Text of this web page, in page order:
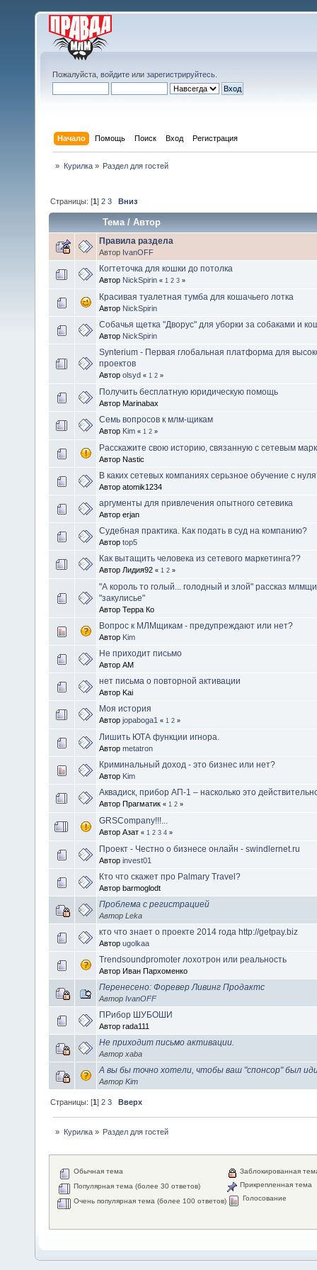
Пожалуйста, войдите или зарегистрируйтесь
Начало Помощь Поиск Вход Регистрация
» Курилка» Раздел для гостей
Страницы: [1]2 3 Вниз
Тема/Автор
Правила раздела
Автор IvanOFF
Когтеточка для кошки до потолка
Автор NickSpirin « 1 2 3 »
Красивая туалетная тумба для кошачьего лотка
Автор NickSpirin
Собачья щетка "Дворус" для уборки за собаками и
Автор NickSpirin
Synterium - Первая глобальная платформа для
проектов
Автор olsyd « 1 2 »
Получить бесплатную юридическую помощь
Автор Marinabax
Семь вопросов к млм-щикам
Автор Kim « 1 2 »
Расскажите свою историю, связанную с сетевым
Автор Nastic
В каких сетевых компаниях серьзное обучение с
Автор atomik1234
аргументы для привлечения опытного сетевика
Автор erjan
Судебная практика. Как подать в суд на компанию?
Автор top5
Как вытащить человека из сетевого маркетинга??
Автор Лидия92 « 1 2 »
"А король то голый... голодный и злой" рассказ
"закулисье"
Автор Терра Ко
Вопрос к МЛМщикам - предупреждают или нет?
Автор Kim
Не приходит письмо
Автор AM
нет письма о повторной активации
Автор Kai
Моя история
Автор jopaboga1 « 1 2 »
Лишить ЮТА функции игнора.
Автор metatron
Криминальный доход - это бизнес или нет?
Автор Kim
Аквадиск, прибор АП-1 – насколько это
Автор Прагматик « 1 2 »
GRSCompany!!!...
Автор Азат « 1 2 3 4 »
Проект - Честно о бизнесе онлайн - swindlernet.ru
Автор invest01
Кто что скажет про Palmary Travel?
Автор barmoglodt
Проблема с регистрацией
Автор Leka
кто что знает о проекте 2014 года http://getpay.biz
Автор ugolkaa
Trendsoundpromoter лохотрон или реальность
Автор Иван Пархоменко
Перенесено: Форевер Ливинг Продактс
Автор IvanOFF
ПРибор ШУБОШИ
Автор rada111
Не приходит письмо активации.
Автор xaba
А вы бы точно хотели, чтобы ваш "спонсор" был
Автор Kim
Страницы: [1]2 3 Вверх
» Курилка» Раздел для гостей
Обычная тема
Популярная тема (более 30 ответов)
Очень популярная тема (более 100 ответов)
Заблокированная
Прикрепленная тема
Голосование